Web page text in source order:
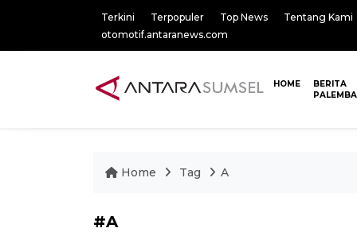
Terkini Terpopuler Top News
Tentang Kami
otomotif.antaranews.com
HOME
BERITA
Home Tag A
#A